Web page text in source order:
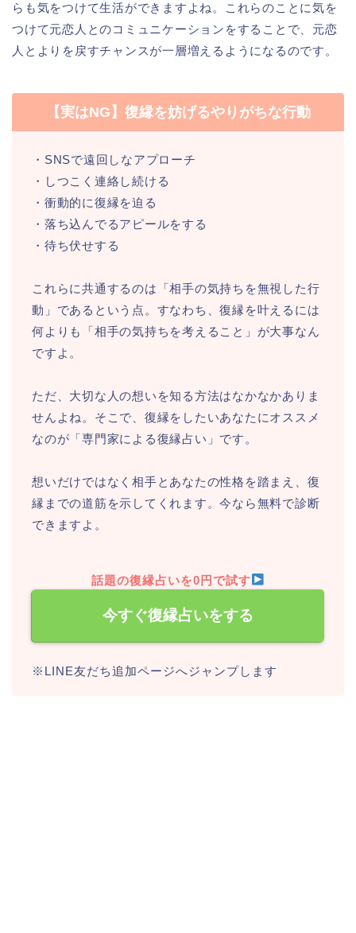
らも気をつけて生活ができますよね。これらのことに気を
つけて元恋人とのコミュニケーションをすることで、元恋
人とよりを戻すチャンスが一層増えるようになるのです。
【実はNG】復縁を妨げるやりがちな行動
・SNSで遠回しなアプローチ
・しつこく連絡し続ける
・衝動的に復縁を迫る
・落ち込んでるアピールをする
・待ち伏せする
これらに共通するのは「相手の気持ちを無視した行
動」であるという点。すなわち、復縁を叶えるには
何よりも「相手の気持ちを考えること」が大事なん
ですよ。
ただ、大切な人の想いを知る方法はなかなかありま
せんよね。そこで、復縁をしたいあなたにオススメ
なのが「専門家による復縁占い」です。
想いだけではなく相手とあなたの性格を踏まえ、復
縁までの道筋を示してくれます。今なら無料で診断
できますよ。
話題の復縁占いを0円で試す
今すぐ復縁占いをする
※LINE友だち追加ページへジャンプします